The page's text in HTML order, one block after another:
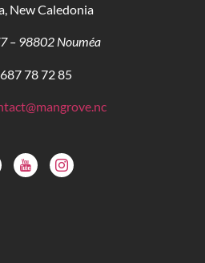
New Caledonia
– 98802 Nouméa
687 78 72 85